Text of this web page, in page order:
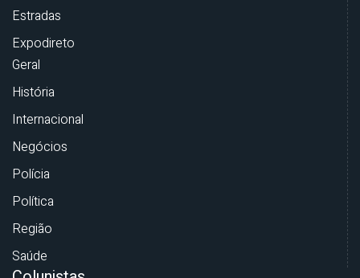
Estradas
Expodireto
Geral
História
Internacional
Negócios
Polícia
Política
Região
Saúde